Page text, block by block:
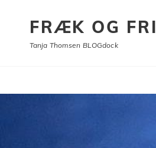
FRÆK OG FRI
Tanja Thomsen BLOGdock